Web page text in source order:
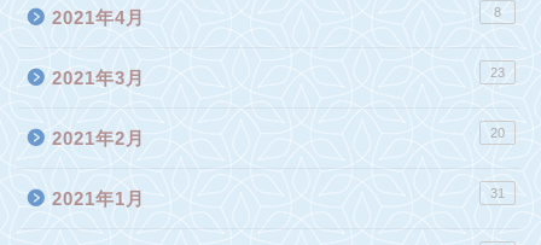
2021年4月 8
2021年3月 23
2021年2月 20
2021年1月 31